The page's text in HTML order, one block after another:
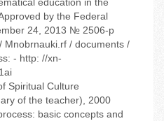
education in the
by the Federal
24, 2013 № 2506-p
Mnobrnauki.rf / documents /
- http: //xn-
Spiritual Culture
of the teacher), 2000
basic concepts and